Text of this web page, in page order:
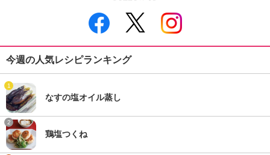
今週の人気レシピランキング
1
なすの塩オイル蒸し
2
鶏塩つくね